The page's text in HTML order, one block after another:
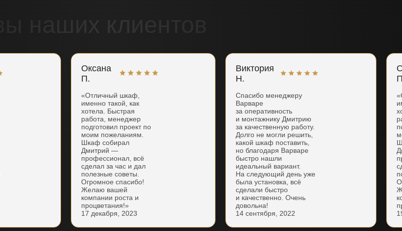
Оксана
П.
«Отличный шкаф,
именно такой, как
хотела. Быстрая
работа, менеджер
подготовил проект по
моим пожеланиям.
Шкаф собирал
Дмитрий —
профессионал, всё
сделал за час и дал
полезные советы.
Огромное спасибо!
Желаю вашей
компании роста и
процветания!»
17 декабря, 2023
Виктория
Н.
Спасибо менеджеру
Варваре
за оперативность
и монтажнику Дмитрию
за качественную работу.
Долго не могли решить,
какой шкаф поставить,
но благодаря Варваре
быстро нашли
идеальный вариант.
На следующий день уже
была установка, всё
сделали быстро
и качественно. Очень
довольна!
14 сентября, 2022